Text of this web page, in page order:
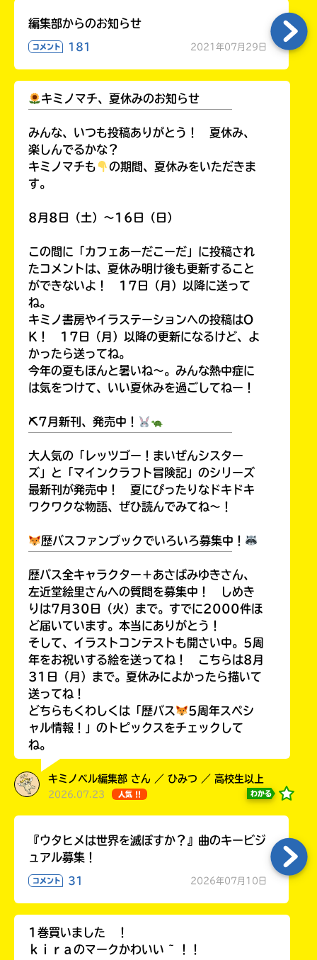
編集部からのお知らせ
コメント 181 2021年07月29日
キミノマチ、夏休みのお知らせ
みんな、いつも投稿ありがとう！ 夏休み、
楽しんでるかな？
キミノマチも
の期間、夏休みをいただきま
す。
8月8日（土）～16日（日）
この間に「カフェあーだこーだ」に投稿され
たコメントは、夏休み明け後も更新すること
ができないよ！ 17日（月）以降に送って
ね。
キミノ書房やイラステーションへの投稿はO
K！ 17日（月）以降の更新になるけど、よ
かったら送ってね。
今年の夏もほんと暑いね～。みんな熱中症に
は気をつけて、いい夏休みを過ごしてねー！
⛏7月新刊、発売中！
大人気の「レッツゴー！まいぜんシスター
ズ」と「マインクラフト冒険記」のシリーズ
最新刊が発売中！ 夏にぴったりなドキドキ
ワクワクな物語、ぜひ読んでみてね～！
歴バスファンブックでいろいろ募集中！
歴バス全キャラクター＋あさばみゆきさん、
左近堂絵里さんへの質問を募集中！ しめき
りは7月30日（火）まで。すでに2000件ほ
ど届いています。本当にありがとう！
そして、イラストコンテストも開さい中。5周
年をお祝いする絵を送ってね！ こちらは8月
31日（月）まで。夏休みによかったら描いて
送ってね！
どちらもくわしくは「歴バス
5周年スペシ
ャル情報！」のトピックスをチェックして
ね。
キミノベル編集部 さん ／ ひみつ ／ 高校生以上
2026.07.23 人気 !! わかる
『ウタヒメは世界を滅ぼすか？』曲のキービジ
ュアル募集！
コメント 31 2026年07月10日
1巻買いました ！
ｋｉｒａのマークかわいい ~ ！！